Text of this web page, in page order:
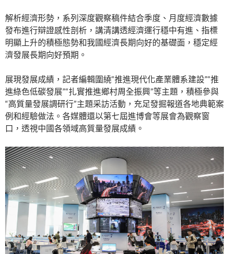
解析經濟形勢，系列深度觀察稿件結合季度、月度經濟數據
發布進行辯證感性剖析，講清講透經濟運行穩中有進、指標
明顯上升的積極態勢和我國經濟長期向好的基礎面，穩定經
濟發展長期向好預期。
展現發展成績，記者編輯圍繞“推進現代化產業體系建設”“推
進綠色低碳發展”“扎實推進鄉村周全振興”等主題，積極參與
“高質量發展調研行”主題采訪活動，充足發掘報道各地典範案
例和經驗做法。各媒體還以第七屆進博會等展會為觀察窗
口，透視中國各領域高質量發展成績。